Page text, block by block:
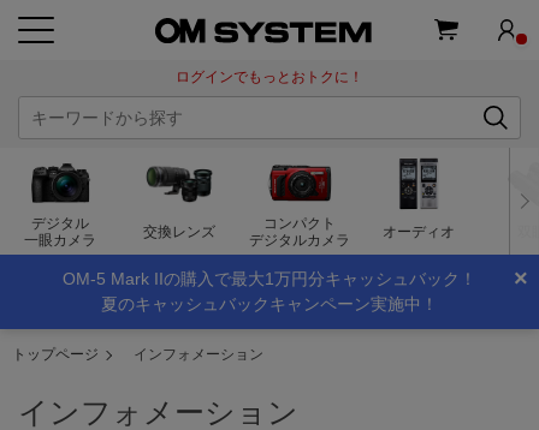
ログインでもっとおトクに！
デジタル
一眼カメラ
交換レンズ
コンパクト
デジタルカメラ
オーディオ
×
OM-5 Mark IIの購入で最大1万円分キャッシュバック！
夏のキャッシュバックキャンペーン実施中！
インフォメーション
トップページ インフォメーション